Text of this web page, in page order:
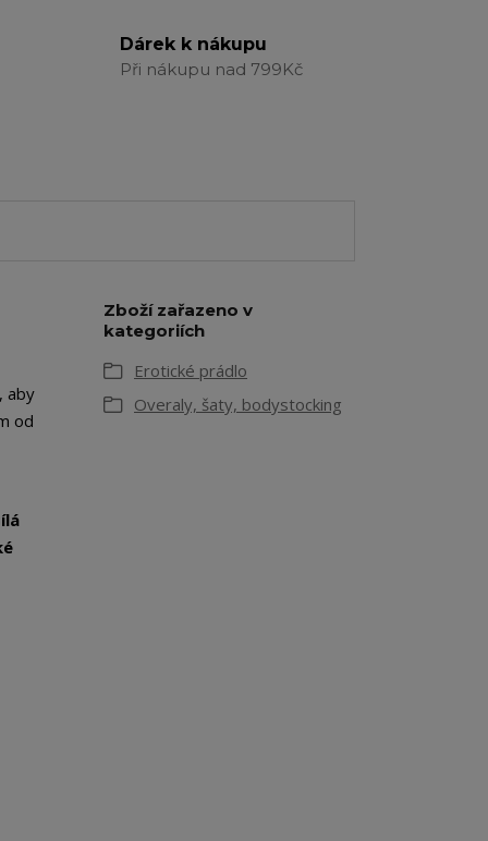
Dárek k nákupu
Při nákupu nad 799Kč
aby
od
Zboží zařazeno v
kategoriích
Erotické prádlo
Overaly, šaty, bodystocking